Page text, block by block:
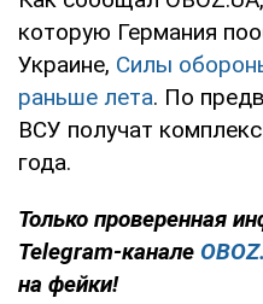
которую Германия
Украине, Силы
раньше лета. По
ВСУ получат
года.
Только проверенная
Telegram-канале
на фейки!